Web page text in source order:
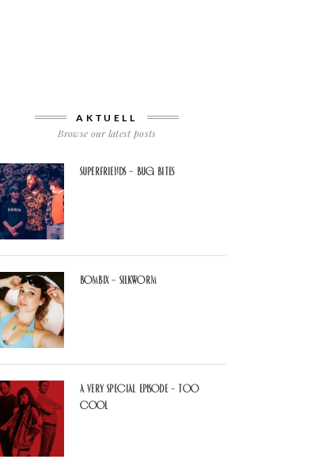
AKTUELL
Browse our latest posts
Superfriends – Bug Bites
Bombix – Silkworm
A Very Special Episode – Too
Cool